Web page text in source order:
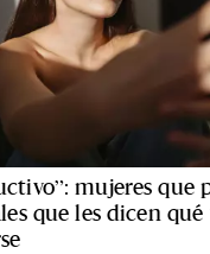
mujeres que
que les dicen